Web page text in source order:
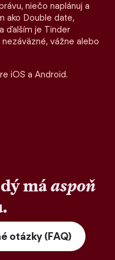
niečo naplánuj a
ako Double date,
ďalším je Tinder
vážne alebo
iOS a Android.
máaspoň
otázky (FAQ)